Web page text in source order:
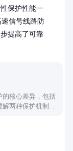
保护性能一
信号线路防
提高了可靠
的核心差异，包括
两种保护机制的